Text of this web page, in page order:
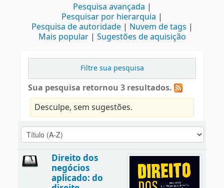
Pesquisa avançada
Pesquisar por hierarquia
Pesquisa de autoridade
Nuvem de tags
Mais popular
Sugestões de aquisição
Filtre sua pesquisa
Sua pesquisa retornou 3 resultados.
Desculpe, sem sugestões.
Direito dos
negócios
aplicado: do